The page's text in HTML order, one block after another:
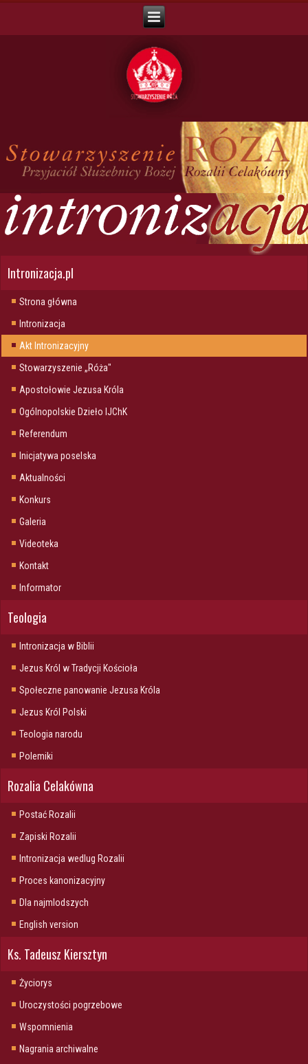
Intronizacja.pl
Strona główna
Intronizacja
Akt Intronizacyjny
Stowarzyszenie „Róża"
Apostołowie Jezusa Króla
Ogólnopolskie Dzieło IJChK
Referendum
Inicjatywa poselska
Aktualności
Konkurs
Galeria
Videoteka
Kontakt
Informator
Teologia
Intronizacja w Biblii
Jezus Król w Tradycji Kościoła
Społeczne panowanie Jezusa Króla
Jezus Król Polski
Teologia narodu
Polemiki
Rozalia Celakówna
Postać Rozalii
Zapiski Rozalii
Intronizacja wedlug Rozalii
Proces kanonizacyjny
Dla najmlodszych
English version
Ks. Tadeusz Kiersztyn
Życiorys
Uroczystości pogrzebowe
Wspomnienia
Nagrania archiwalne